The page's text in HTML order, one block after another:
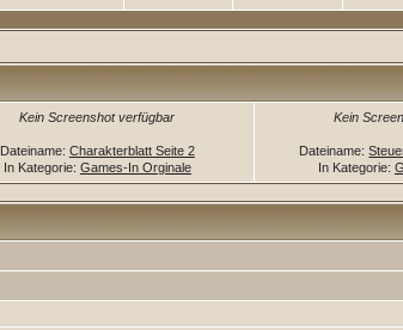
Kein Screenshot verfügbar
Dateiname: Charakterblatt Seite 2
In Kategorie: Games-In Orginale
Kein
Dateiname:
In Kategorie: